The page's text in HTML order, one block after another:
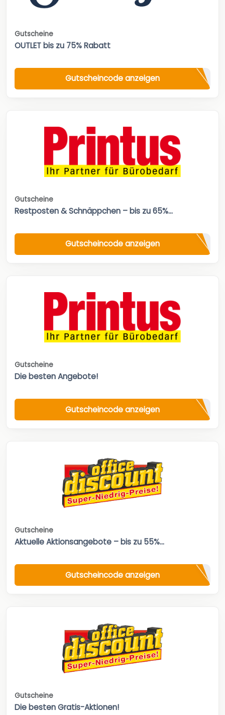
Gutscheine
OUTLET bis zu 75% Rabatt
Gutscheincode anzeigen
Gutscheine
Restposten & Schnäppchen – bis zu 65%...
Gutscheincode anzeigen
Gutscheine
Die besten Angebote!
Gutscheincode anzeigen
Gutscheine
Aktuelle Aktionsangebote – bis zu 55%...
Gutscheincode anzeigen
Gutscheine
Die besten Gratis-Aktionen!